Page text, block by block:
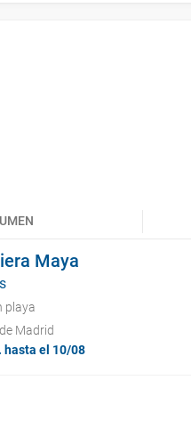
Maya
playa
Madrid
hasta el 10/08